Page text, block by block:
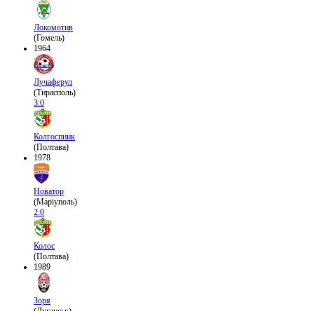
Локомотив
(Гомель)
1964
Лучаферул
(Тирасполь)
3:0
Колгоспник
(Полтава)
1978
Новатор
(Маріуполь)
2:0
Колос
(Полтава)
1989
Зоря